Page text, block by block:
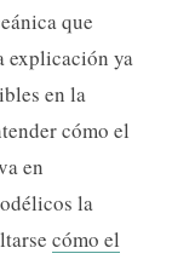
que
explicación ya
en la
cómo el
en
la
cómo el